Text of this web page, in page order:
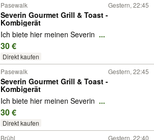
Pasewalk Gestern, 22:45
Severin Gourmet Grill & Toast -
Kombigerät
Ich biete hier meinen Severin ...
30 €
Direkt kaufen
Pasewalk Gestern, 22:45
Severin Gourmet Grill & Toast -
Kombigerät
Ich biete hier meinen Severin ...
30 €
Direkt kaufen
Brühl Gestern, 22:40